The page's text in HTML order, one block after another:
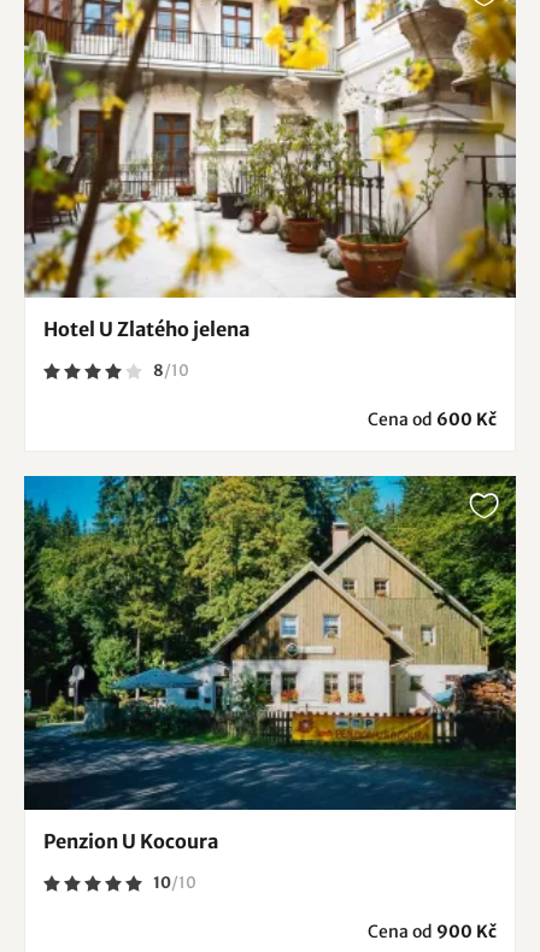
Hotel U Zlatého jelena
8/10
Cena od 600 Kč
Penzion U Kocoura
10/10
Cena od 900 Kč